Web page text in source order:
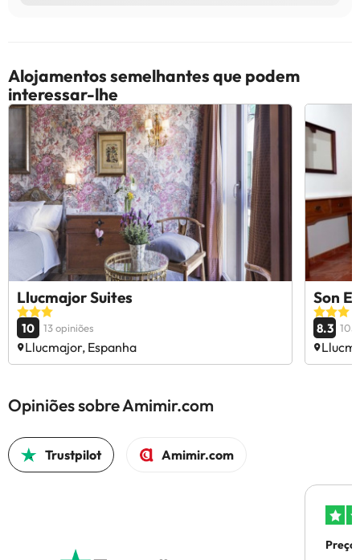
Alojamentos semelhantes que podem
interessar-lhe
Llucmajor Suites
10 13 opiniões
Llucmajor, Espanha
Son
8.3 105
Opiniões sobre Amimir.com
Trustpilot Amimir.com